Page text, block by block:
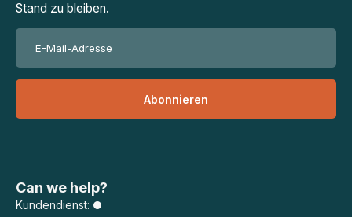
Stand zu bleiben.
Abonnieren
Can we help?
Kundendienst: